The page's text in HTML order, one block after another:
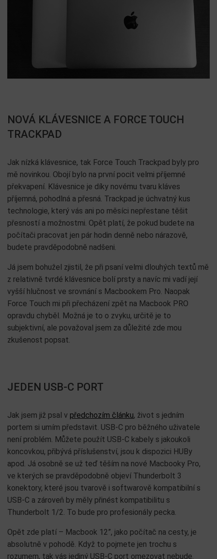
NOVÁ KLÁVESNICE A FORCE TOUCH
TRACKPAD
Jak nízká klávesnice, tak Force Touch Trackpad byly pro
mě novinkou. Obojí bylo na první pocit velmi příjemné
překvapení. Klávesnice je díky novému tvaru kláves
příjemná, pohodlná a přesná. Trackpad je úchvatný kus
technologie, který vás ani po měsíci nepřestane těšit
přesností a možnostmi. Opět platí, že pokud budete na
počítači pracovat jen pár hodin denně nebo nárazově,
budete pravděpodobně nadšeni.
Já jsem bohužel zjistil, že při psaní velmi dlouhých textů mě
z relativně tvrdé klávesnice bolí prsty a navíc mi vadí její
vyšší hlučnost ve srovnání s Macbookem Pro. Naopak
Force Touch mi při přecházení zpět na Macbook PRO
opravdu chyběl. Možná je to o zvyku, určitě je to
subjektivní, ale považoval jsem za důležité zde mou
zkušenost popsat.
JEDEN USB-C PORT
Jak jsem již psal v předchozím článku, život s jedním
portem si umím představit. USB-C pro běžného uživatele
není problém. Můžete použít USB-C kabely s jakoukoli
koncovkou, přibývá příslušenství, jsou k dispozici HUBy
apod. Já osobně se už teď těším na nové Macbooky Pro,
ve kterých se pravděpodobně objeví Thunderbolt 3
konektory, které jsou tvarově i softwarově kompatibilní s
USB-C a zároveň by měly přinést kompatibilitu s
Thunderbolt 1/2. To bude pro profesionály pecka.
Opět zde platí – Macbook 12”, jako počítač na cesty, je
absolutně v pohodě. Když to pojmete jen trochu s
rozumem, tak vás jediný USB-C port omezovat nebude.